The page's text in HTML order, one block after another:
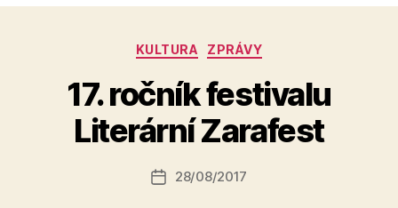
Rubriky
KULTURA ZPRÁVY
17. ročník festivalu
Literární Zarafest
Autor
příspěvku
u
o
a
Datum
28/08/2017